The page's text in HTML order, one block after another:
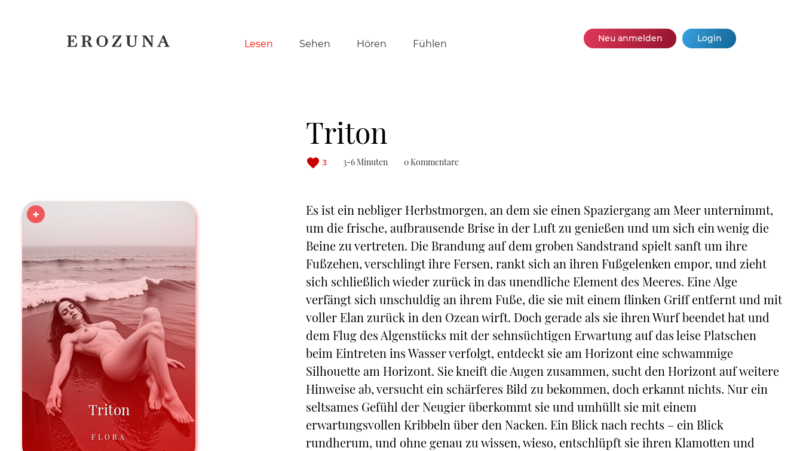
Navigation
Lesen Sehen Hören Fühlen Neu anmelden Login
Triton
3 3-6 Minuten 0 Kommentare
Triton
FLORA
Es ist ein nebliger Herbstmorgen, an dem sie einen Spaziergang am Meer unternimmt,
um die frische, aufbrausende Brise in der Luft zu genießen und um sich ein wenig die
Beine zu vertreten. Die Brandung auf dem groben Sandstrand spielt sanft um ihre
Fußzehen, verschlingt ihre Fersen, rankt sich an ihren Fußgelenken empor, und zieht
sich schließlich wieder zurück in das unendliche Element des Meeres. Eine Alge
verfängt sich unschuldig an ihrem Fuße, die sie mit einem flinken Griff entfernt und mit
voller Elan zurück in den Ozean wirft. Doch gerade als sie ihren Wurf beendet hat und
dem Flug des Algenstücks mit der sehnsüchtigen Erwartung auf das leise Platschen
beim Eintreten ins Wasser verfolgt, entdeckt sie am Horizont eine schwammige
Silhouette am Horizont. Sie kneift die Augen zusammen, sucht den Horizont auf weitere
Hinweise ab, versucht ein schärferes Bild zu bekommen, doch erkannt nichts. Nur ein
seltsames Gefühl der Neugier überkommt sie und umhüllt sie mit einem
erwartungsvollen Kribbeln über den Nacken. Ein Blick nach rechts – ein Blick
rundherum, und ohne genau zu wissen, wieso, entschlüpft sie ihren Klamotten und